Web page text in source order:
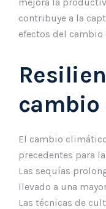
contribuye a la
efectos del
El cambio
precedentes para
Las sequías
llevado a una
Las técnicas de